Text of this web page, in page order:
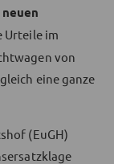
Urteile im
von
eine ganze
(EuGH)